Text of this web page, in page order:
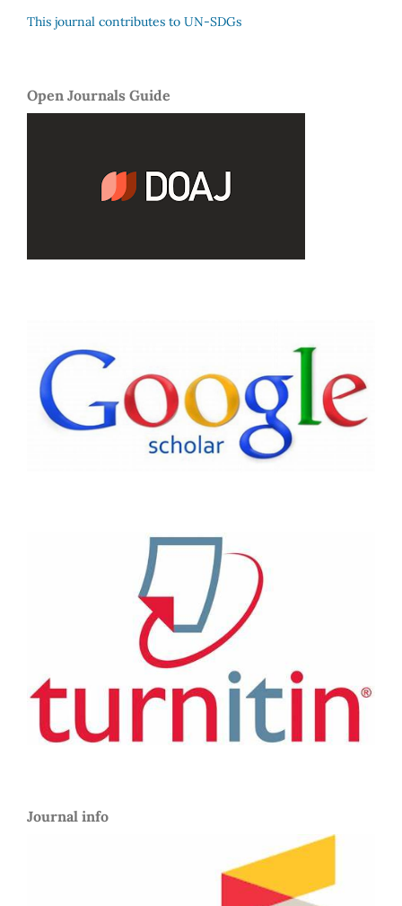
This journal contributes to UN-SDGs
Open Journals Guide
Journal info